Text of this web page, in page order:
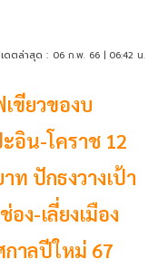
ดตล่าสุด : 06 ก.พ. 66 | 06:42 น.
ขียวของบ
อิน-โคราช 12
ท ปักธงวางเป้า
ง-เลี่ยงเมือง
กาลปีใหม่ 67